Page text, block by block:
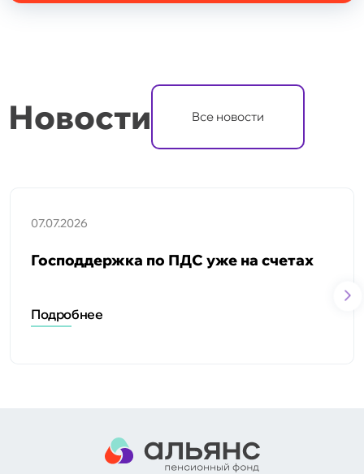
Новости Все новости
07.07.2026
Господдержка по ПДС уже на счетах
Подробнее